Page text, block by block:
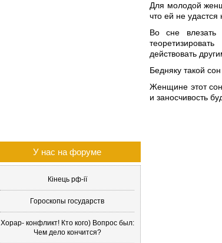
Для молодой
что ей не
Во сне влезать
действовать
Бедняку такой
Женщине этот
и заносчивость
У нас на форуме
Кінець рф-ії
Гороскопы государств
Хорар- конфликт! Кто кого) Вопрос был:
Чем дело кончится?